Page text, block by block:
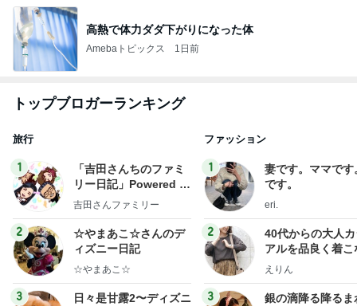
高熱で体力ダダ下がりになった体
Amebaトピックス 1日前
トップブロガーランキング
旅行
1
「吉田さんちのファミ
リー日記」Powered b
y Ameba 吉田さんファ
ログ
吉田さんファミリー
2
☆やまあこ☆さんのデ
ィズニー日記
☆やまあこ☆
3
日々是甘露2〜ディズニ
ファッション
1
妻です。ママです
です。
eri.
2
40代からの大人
アルを品良く着こ
ファッションブロ
えりん
3
銀の滴降る降るま